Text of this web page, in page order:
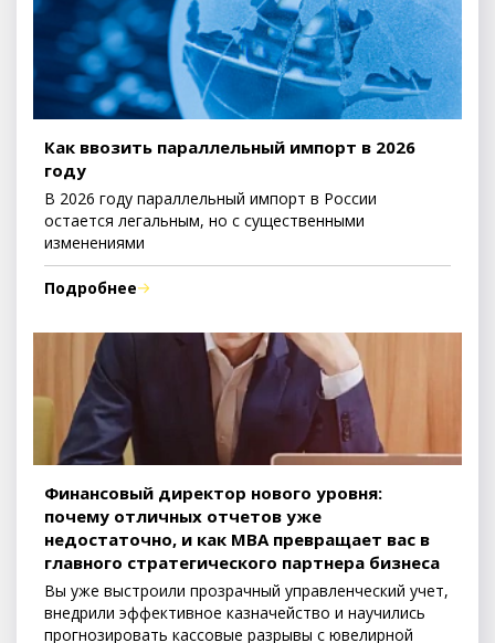
Как ввозить параллельный импорт в 2026
году
В 2026 году параллельный импорт в России
остается легальным, но с существенными
изменениями
Подробнее
Финансовый директор нового уровня:
почему отличных отчетов уже
недостаточно, и как MBA превращает вас в
главного стратегического партнера бизнеса
Вы уже выстроили прозрачный управленческий учет,
внедрили эффективное казначейство и научились
прогнозировать кассовые разрывы с ювелирной